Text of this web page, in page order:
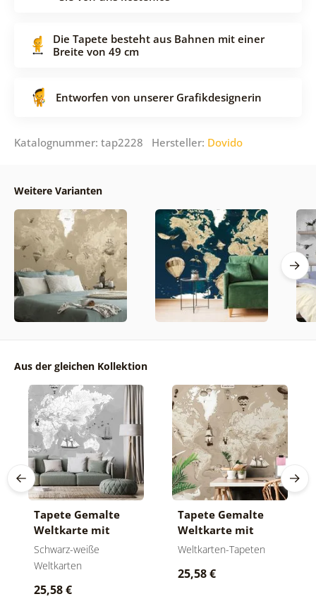
Die Tapete besteht aus Bahnen mit einer
Breite von 49 cm
Entworfen von unserer Grafikdesignerin
Katalognummer: tap2228 Hersteller: Dovido
Weitere Varianten
Aus der gleichen Kollektion
Tapete Gemalte
Weltkarte mit
Schiffen in Grau-
Weiß
Schwarz-weiße
Weltkarten
25,58 €
Tapete Gemalte
Weltkarte mit
Schiffen in Beige
Weltkarten-Tapeten
25,58 €